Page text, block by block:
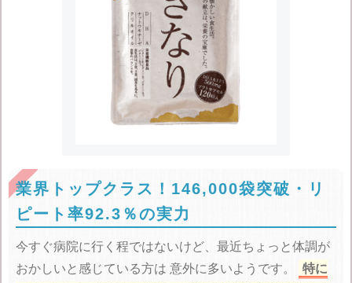
業界トップクラス！146,000袋突破・リ
ピート率92.3％の実力
今すぐ病院に行く程ではないけど、最近ちょっと体調が
おかしいと感じている方は 意外に多いようです。
特に